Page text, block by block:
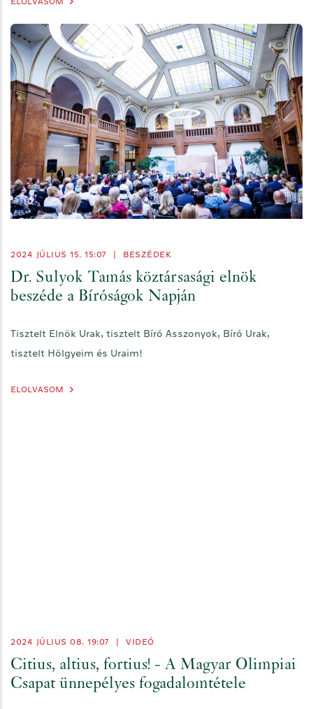
2024 JÚLIUS 15. 15:07 BESZÉDEK
Dr. Sulyok Tamás köztársasági elnök
beszéde a Bíróságok Napján
Tisztelt Elnök Urak, tisztelt Bíró Asszonyok, Bíró Urak,
tisztelt Hölgyeim és Uraim!
ELOLVASOM
2024 JÚLIUS 08. 19:07 VIDEÓ
Citius, altius, fortius! - A Magyar Olimpiai
Csapat ünnepélyes fogadalomtétele